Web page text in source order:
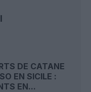
DE CATANE
EN SICILE :
EN...